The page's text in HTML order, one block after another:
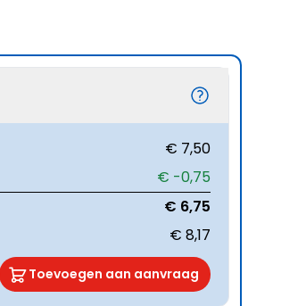
€ 7,50
€ -0,75
€ 6,75
€ 8,17
Toevoegen aan aanvraag